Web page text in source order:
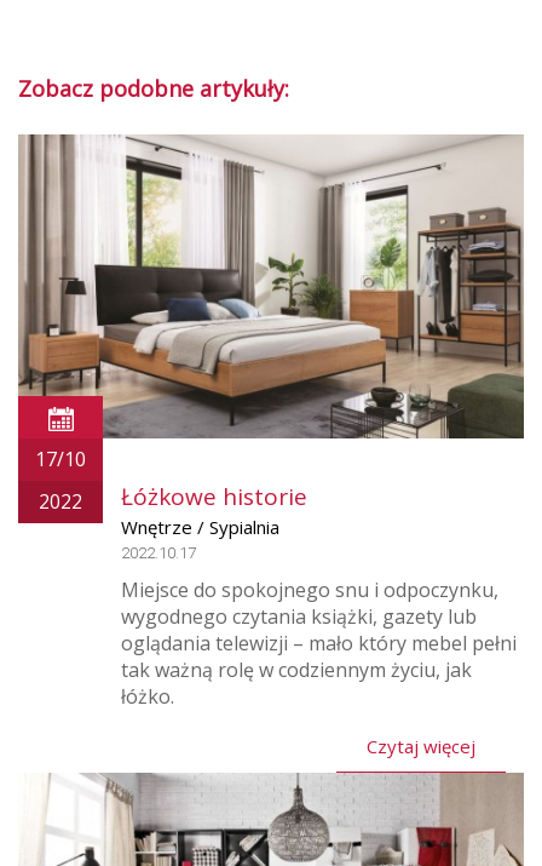
Zobacz podobne artykuły:
17/10
2022
Łóżkowe historie
Wnętrze / Sypialnia
2022.10.17
Miejsce do spokojnego snu i odpoczynku,
wygodnego czytania książki, gazety lub
oglądania telewizji – mało który mebel pełni
tak ważną rolę w codziennym życiu, jak
łóżko.
Czytaj więcej